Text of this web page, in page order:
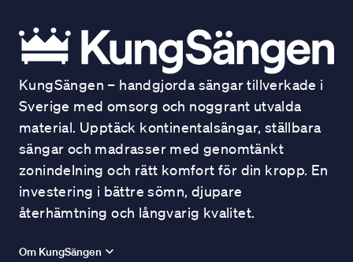
KungSängen – handgjorda sängar tillverkade i
Sverige med omsorg och noggrant utvalda
material. Upptäck kontinentalsängar, ställbara
sängar och madrasser med genomtänkt
zonindelning och rätt komfort för din kropp. En
investering i bättre sömn, djupare
återhämtning och långvarig kvalitet.
Om KungSängen